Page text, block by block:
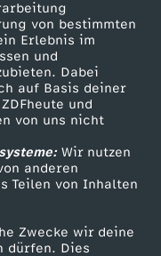
von bestimmten
Erlebnis im
und
Dabei
auf Basis deiner
und
von uns nicht
Wir nutzen
anderen
Teilen von Inhalten
Zwecke wir deine
dürfen. Dies